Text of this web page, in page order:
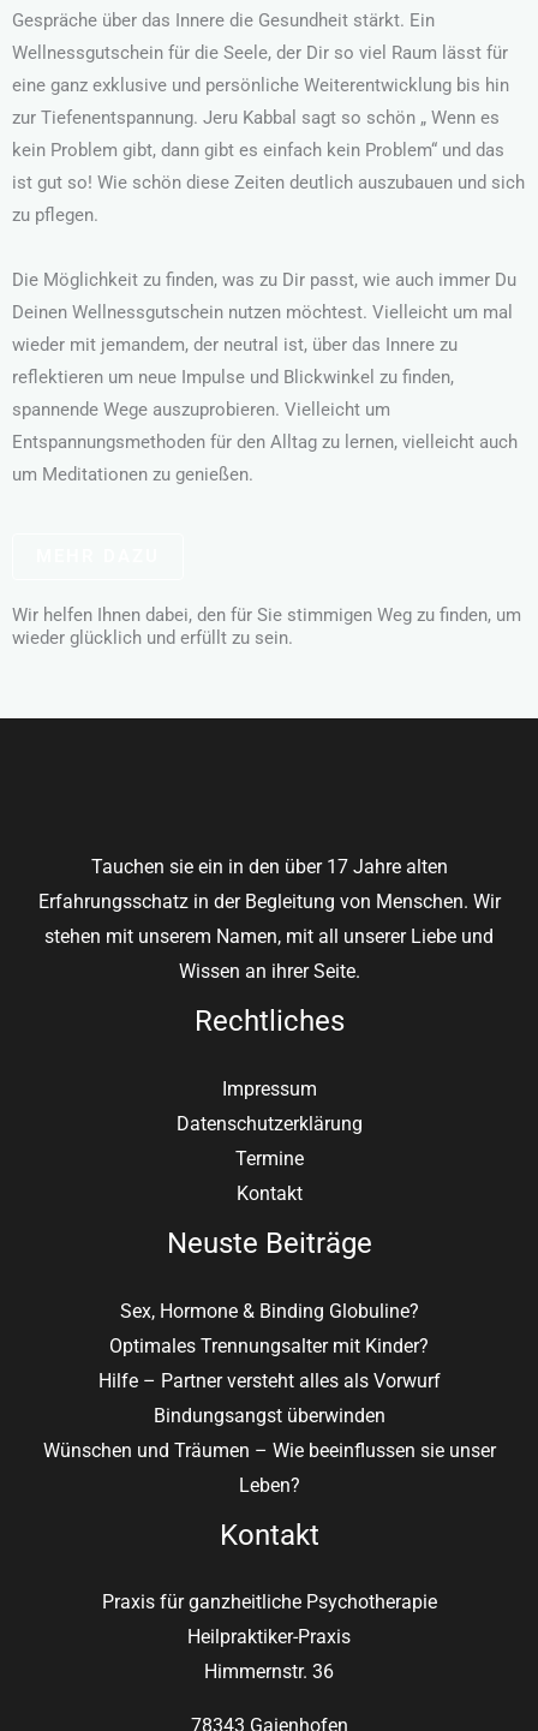
Gespräche über das Innere die Gesundheit stärkt. Ein
Wellnessgutschein für die Seele, der Dir so viel Raum lässt für
eine ganz exklusive und persönliche Weiterentwicklung bis hin
zur Tiefenentspannung. Jeru Kabbal sagt so schön „ Wenn es
kein Problem gibt, dann gibt es einfach kein Problem“ und das
ist gut so! Wie schön diese Zeiten deutlich auszubauen und sich
zu pflegen.
Die Möglichkeit zu finden, was zu Dir passt, wie auch immer Du
Deinen Wellnessgutschein nutzen möchtest. Vielleicht um mal
wieder mit jemandem, der neutral ist, über das Innere zu
reflektieren um neue Impulse und Blickwinkel zu finden,
spannende Wege auszuprobieren. Vielleicht um
Entspannungsmethoden für den Alltag zu lernen, vielleicht auch
um Meditationen zu genießen.
Wir helfen Ihnen dabei, den für Sie stimmigen Weg zu finden, um
wieder glücklich und erfüllt zu sein.
Tauchen sie ein in den über 17 Jahre alten
Erfahrungsschatz in der Begleitung von Menschen. Wir
stehen mit unserem Namen, mit all unserer Liebe und
Wissen an ihrer Seite.
Rechtliches
Impressum
Datenschutzerklärung
Termine
Kontakt
Neuste Beiträge
Sex, Hormone & Binding Globuline?
Optimales Trennungsalter mit Kinder?
Hilfe – Partner versteht alles als Vorwurf
Bindungsangst überwinden
Wünschen und Träumen – Wie beeinflussen sie unser
Leben?
Kontakt
Praxis für ganzheitliche Psychotherapie
Heilpraktiker-Praxis
Himmernstr. 36
78343 Gaienhofen